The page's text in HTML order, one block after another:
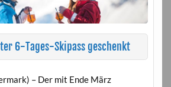
6-Tages-Skipass geschenkt
– Der mit Ende März